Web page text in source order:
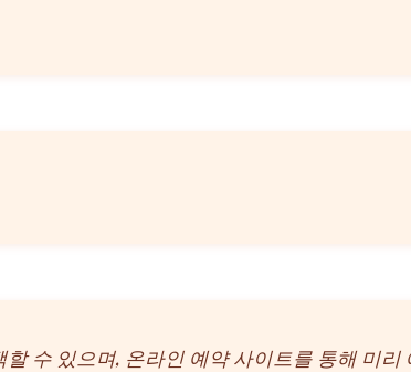
수 있으며, 온라인 예약 사이트를 통해 미리